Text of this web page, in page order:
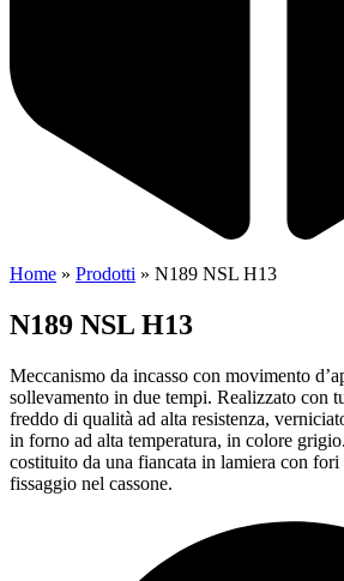
Home » Prodotti » N189 NSL H13
N189 NSL H13
Meccanismo da incasso con movimento
sollevamento in due tempi. Realizzato con
freddo di qualità ad alta resistenza,
in forno ad alta temperatura, in colore
costituito da una fiancata in lamiera con
fissaggio nel cassone.